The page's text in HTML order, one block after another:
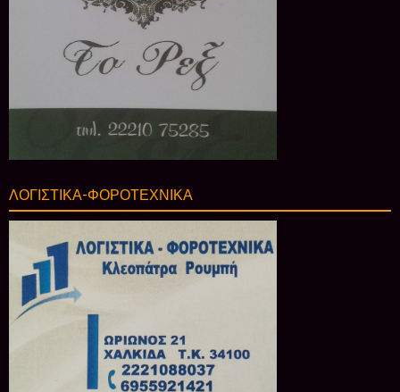
ΛΟΓΙΣΤΙΚΑ-ΦΟΡΟΤΕΧΝΙΚΑ